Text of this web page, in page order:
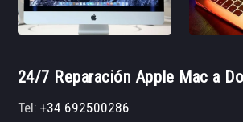
24/7 Reparación Apple Mac a
Tel:+34 692500286